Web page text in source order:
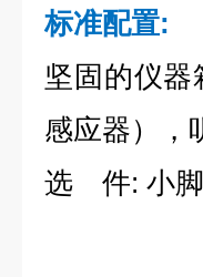
标准配置:
坚固的仪
感应器），
选 件: 小脚